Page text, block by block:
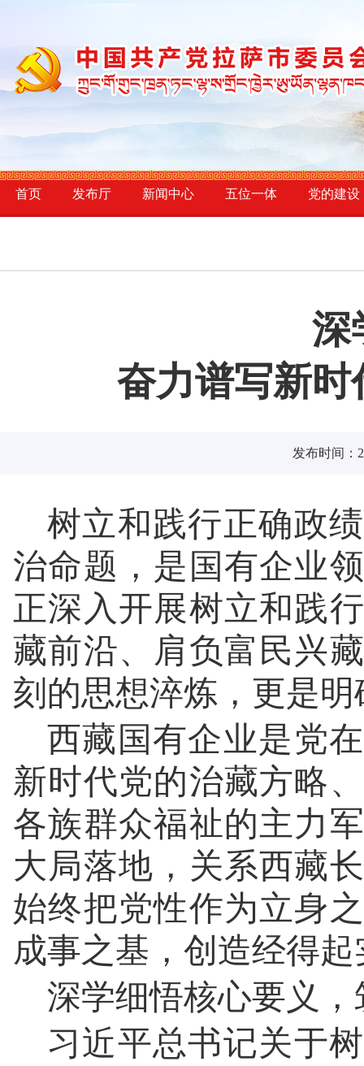
首页 发布厅 新闻中心 五位一体 党的建设
深
奋力谱写新
发布时间：
树立和践行正确政
治命题，是国有企业
正深入开展树立和践
藏前沿、肩负富民兴
刻的思想淬炼，更是
西藏国有企业是党
新时代党的治藏方略
各族群众福祉的主力
大局落地，关系西藏
始终把党性作为立身
成事之基，创造经得
深学细悟核心要义
习近平总书记关于